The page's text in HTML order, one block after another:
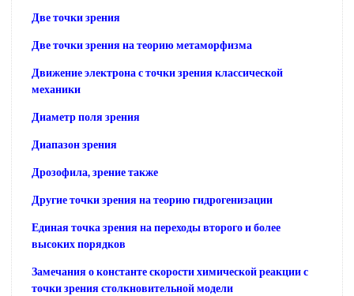
Две точки зрения
Две точки зрения на теорию метаморфизма
Движение электрона с точки зрения классической
механики
Диаметр поля зрения
Диапазон зрения
Дрозофила, зрение также
Другие точки зрения на теорию гидрогенизации
Единая точка зрения на переходы второго и более
высоких порядков
Замечания о константе скорости химической реакции с
точки зрения столкновительной модели